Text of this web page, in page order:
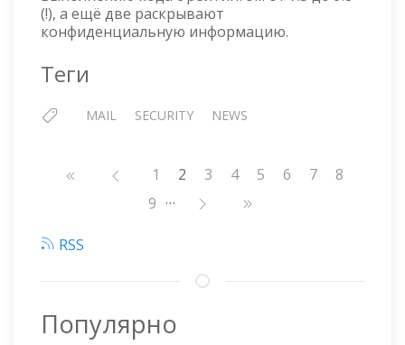
(!), а ещё две раскрывают
конфиденциальную информацию.
Теги
MAIL SECURITY NEWS
Нумерация
Страница
1 2 Страница
3 Страница
4 Страница
5 Страница
6 Страница
7 Страница
8
Страница
9 …
RSS
Популярно